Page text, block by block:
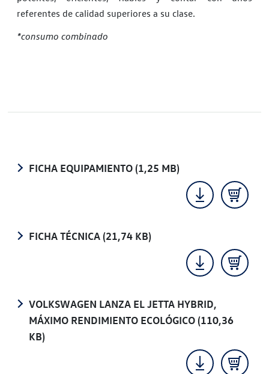
referentes de calidad superiores a su clase.
*consumo combinado
FICHA EQUIPAMIENTO(1,25 MB)
FICHA TÉCNICA(21,74 KB)
VOLKSWAGEN LANZA EL JETTA HYBRID,
MÁXIMO RENDIMIENTO ECOLÓGICO(110,36
KB)